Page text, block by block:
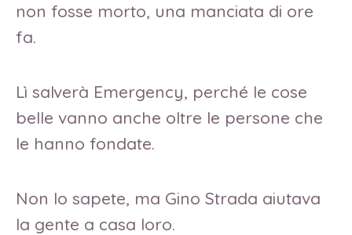
non fosse morto, una manciata di ore
fa.
Lì salverà Emergency, perché le cose
belle vanno anche oltre le persone che
le hanno fondate.
Non lo sapete, ma Gino Strada aiutava
la gente a casa loro.